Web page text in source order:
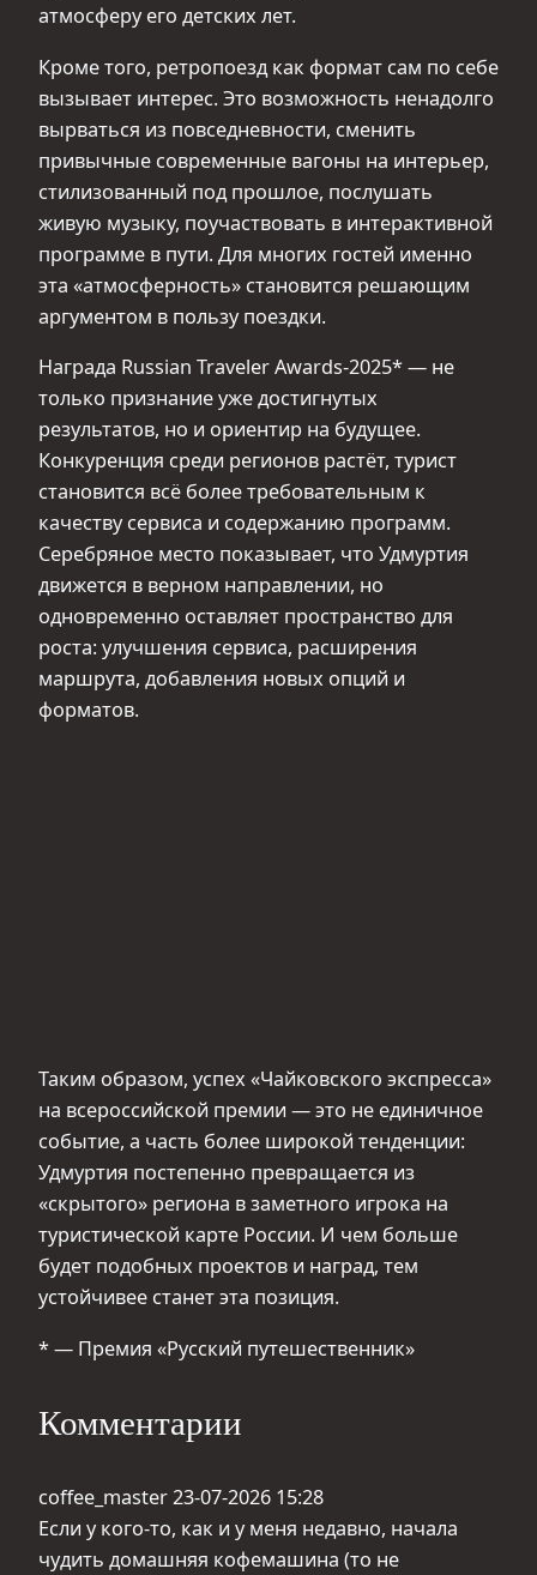
атмосферу его детских лет.
Кроме того, ретропоезд как формат сам по себе
вызывает интерес. Это возможность ненадолго
вырваться из повседневности, сменить
привычные современные вагоны на интерьер,
стилизованный под прошлое, послушать
живую музыку, поучаствовать в интерактивной
программе в пути. Для многих гостей именно
эта «атмосферность» становится решающим
аргументом в пользу поездки.
Награда Russian Traveler Awards-2025* — не
только признание уже достигнутых
результатов, но и ориентир на будущее.
Конкуренция среди регионов растёт, турист
становится всё более требовательным к
качеству сервиса и содержанию программ.
Серебряное место показывает, что Удмуртия
движется в верном направлении, но
одновременно оставляет пространство для
роста: улучшения сервиса, расширения
маршрута, добавления новых опций и
форматов.
Таким образом, успех «Чайковского экспресса»
на всероссийской премии — это не единичное
событие, а часть более широкой тенденции:
Удмуртия постепенно превращается из
«скрытого» региона в заметного игрока на
туристической карте России. И чем больше
будет подобных проектов и наград, тем
устойчивее станет эта позиция.
* — Премия «Русский путешественник»
Комментарии
coffee_master23-07-2026 15:28
Если у кого-то, как и у меня недавно, начала
чудить домашняя кофемашина (то не